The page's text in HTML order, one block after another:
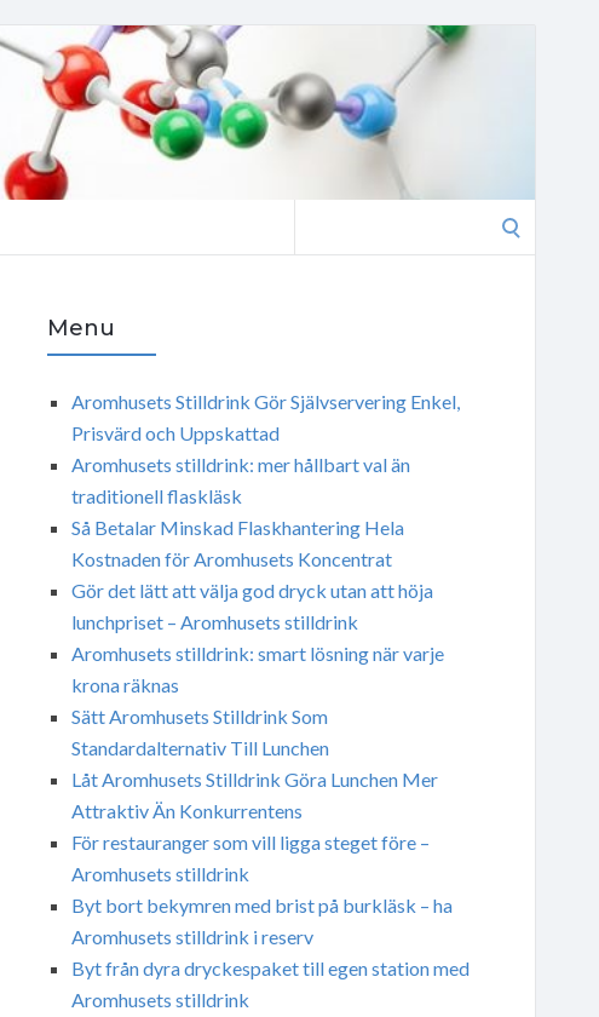
Menu
Aromhusets Stilldrink Gör Självservering Enkel,
Prisvärd och Uppskattad
Aromhusets stilldrink: mer hållbart val än
traditionell flaskläsk
Så Betalar Minskad Flaskhantering Hela
Kostnaden för Aromhusets Koncentrat
Gör det lätt att välja god dryck utan att höja
lunchpriset – Aromhusets stilldrink
Aromhusets stilldrink: smart lösning när varje
krona räknas
Sätt Aromhusets Stilldrink Som
Standardalternativ Till Lunchen
Låt Aromhusets Stilldrink Göra Lunchen Mer
Attraktiv Än Konkurrentens
För restauranger som vill ligga steget före –
Aromhusets stilldrink
Byt bort bekymren med brist på burkläsk – ha
Aromhusets stilldrink i reserv
Byt från dyra dryckespaket till egen station med
Aromhusets stilldrink